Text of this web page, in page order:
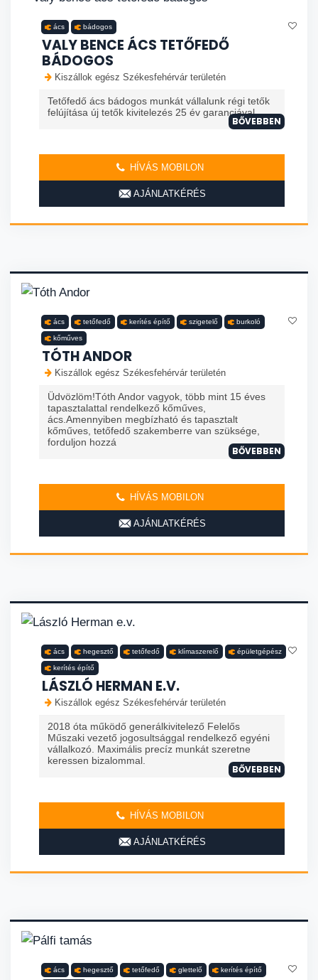
ács bádogos
VALY BENCE ÁCS TETŐFEDŐ
BÁDOGOS
Kiszállok egész Székesfehérvár területén
Tetőfedő ács bádogos munkát vállalunk régi tetők
felújítása új tetők kivitelezés 25 év garanciával
BŐVEBBEN
HÍVÁS MOBILON
AJÁNLATKÉRÉS
ács tetőfedő kerítés építő szigetelő burkoló
kőműves
TÓTH ANDOR
Kiszállok egész Székesfehérvár területén
Üdvözlöm!Tóth Andor vagyok, több mint 15 éves
tapasztalattal rendelkező kőműves,
ács.Amennyiben megbízható és tapasztalt
kőműves, tetőfedő szakemberre van szüksége,
forduljon hozzá
BŐVEBBEN
HÍVÁS MOBILON
AJÁNLATKÉRÉS
ács hegesztő tetőfedő klímaszerelő épületgépész
kerítés építő
LÁSZLÓ HERMAN E.V.
Kiszállok egész Székesfehérvár területén
2018 óta működő generálkivitelező Felelős
Műszaki vezető jogosultsággal rendelkező egyéni
vállalkozó. Maximális precíz munkát szeretne
keressen bizalommal.
BŐVEBBEN
HÍVÁS MOBILON
AJÁNLATKÉRÉS
ács hegesztő tetőfedő glettelő kerítés építő